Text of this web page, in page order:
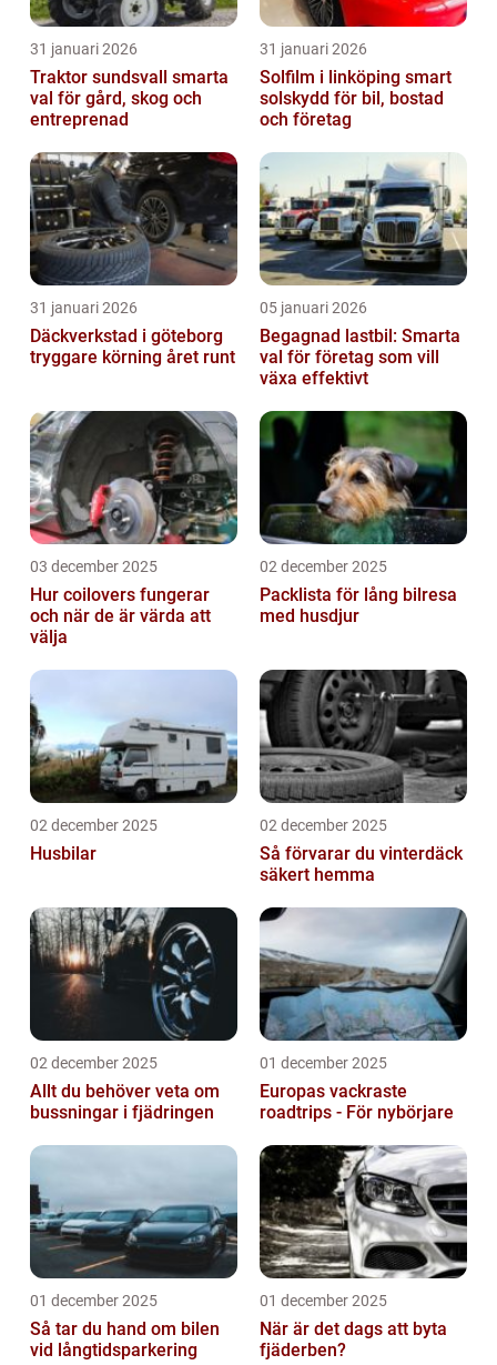
31 januari 2026
Traktor sundsvall smarta
val för gård, skog och
entreprenad
31 januari 2026
Solfilm i linköping smart
solskydd för bil, bostad
och företag
31 januari 2026
Däckverkstad i göteborg
tryggare körning året runt
05 januari 2026
Begagnad lastbil: Smarta
val för företag som vill
växa effektivt
03 december 2025
Hur coilovers fungerar
och när de är värda att
välja
02 december 2025
Packlista för lång bilresa
med husdjur
02 december 2025
Husbilar
02 december 2025
Så förvarar du vinterdäck
säkert hemma
02 december 2025
Allt du behöver veta om
bussningar i fjädringen
01 december 2025
Europas vackraste
roadtrips - För nybörjare
01 december 2025
Så tar du hand om bilen
vid långtidsparkering
01 december 2025
När är det dags att byta
fjäderben?